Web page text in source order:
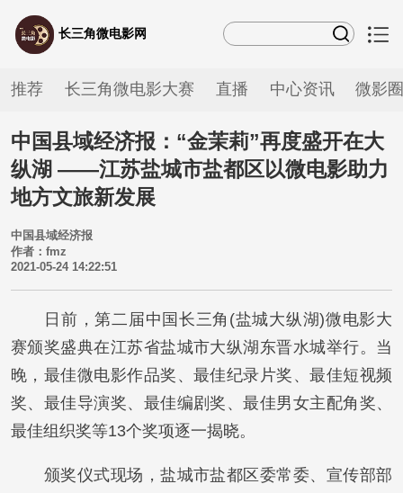
长三角微电影网
推荐 长三角微电影大赛 直播 中心资讯 微影
中国县域经济报：“金茉莉”再度盛开在大
纵湖 ——江苏盐城市盐都区以微电影助力
地方文旅新发展
中国县域经济报
作者：fmz
2021-05-24 14:22:51
日前，第二届中国长三角(盐城大纵湖)微电影大
赛颁奖盛典在江苏省盐城市大纵湖东晋水城举行。当
晚，最佳微电影作品奖、最佳纪录片奖、最佳短视频
奖、最佳导演奖、最佳编剧奖、最佳男女主配角奖、
最佳组织奖等13个奖项逐一揭晓。
颁奖仪式现场，盐城市盐都区委常委、宣传部部